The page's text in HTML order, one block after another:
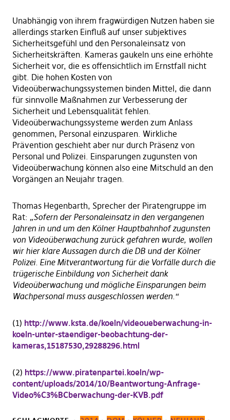
Unabhängig von ihrem fragwürdigen Nutzen haben sie
allerdings starken Einfluß auf unser subjektives
Sicherheitsgefühl und den Personaleinsatz von
Sicherheitskräften. Kameras gaukeln uns eine erhöhte
Sicherheit vor, die es offensichtlich im Ernstfall nicht
gibt. Die hohen Kosten von
Videoüberwachungssystemen binden Mittel, die dann
für sinnvolle Maßnahmen zur Verbesserung der
Sicherheit und Lebensqualität fehlen.
Videoüberwachungssysteme werden zum Anlass
genommen, Personal einzusparen. Wirkliche
Prävention geschieht aber nur durch Präsenz von
Personal und Polizei. Einsparungen zugunsten von
Videoüberwachung können also eine Mitschuld an den
Vorgängen an Neujahr tragen.
Thomas Hegenbarth, Sprecher der Piratengruppe im
Rat: „Sofern der Personaleinsatz in den vergangenen
Jahren in und um den Kölner Hauptbahnhof zugunsten
von Videoüberwachung zurück gefahren wurde, wollen
wir hier klare Aussagen durch die DB und der Kölner
Polizei. Eine Mitverantwortung für die Vorfälle durch die
trügerische Einbildung von Sicherheit dank
Videoüberwachung und mögliche Einsparungen beim
Wachpersonal muss ausgeschlossen werden.“
(1) http://www.ksta.de/koeln/videoueberwachung-in-
koeln-unter-staendiger-beobachtung-der-
kameras,15187530,29288296.html
(2) https://www.piratenpartei.koeln/wp-
content/uploads/2014/10/Beantwortung-Anfrage-
Video%C3%BCberwachung-der-KVB.pdf